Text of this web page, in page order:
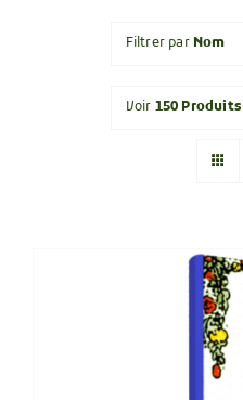
Filtrer par Nom
Voir 150 Produits